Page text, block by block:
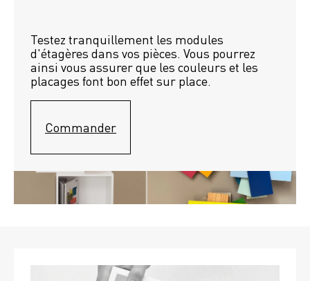
Testez tranquillement les modules
d'étagères dans vos pièces. Vous pourrez
ainsi vous assurer que les couleurs et les
placages font bon effet sur place.
Commander